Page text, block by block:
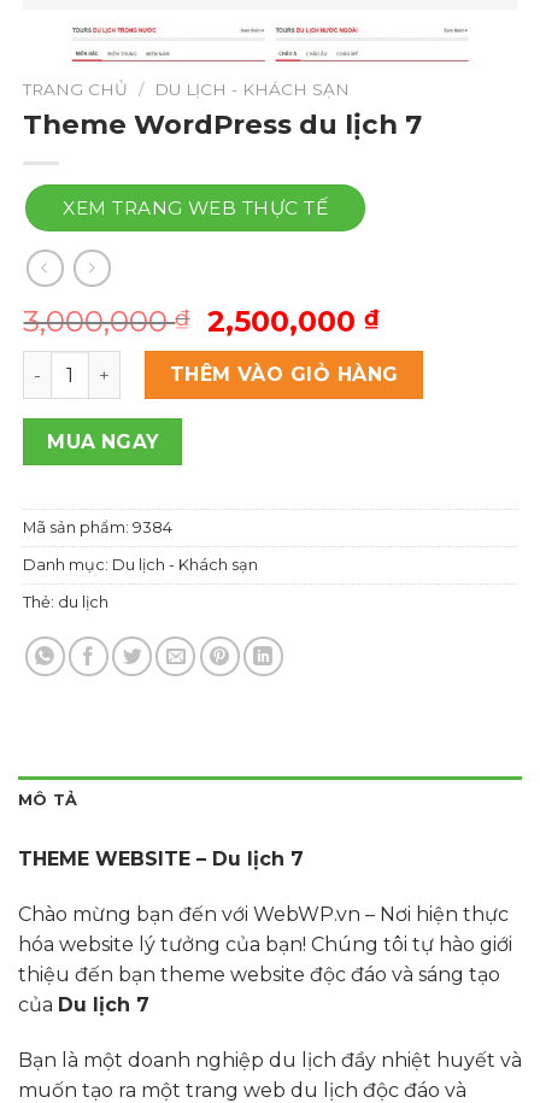
TRANG CHỦ / DU LỊCH - KHÁCH SẠN
Theme WordPress du lịch 7
XEM TRANG WEB THỰC TẾ
3,000,000₫
Giá
gốc
là:
3,000,000 ₫.
2,500,000 ₫Giá
hiện
tại
là:
Theme Wordpress du lịch 7 số lượng
THÊM VÀO GIỎ HÀNG
MUA NGAY
Mã sản phẩm:9384
Danh mục: Du lịch - Khách sạn
Thẻ: du lịch
MÔ TẢ
THEME WEBSITE – Du lịch 7
Chào mừng bạn đến với WebWP.vn – Nơi hiện thực
hóa website lý tưởng của bạn! Chúng tôi tự hào giới
thiệu đến bạn theme website độc đáo và sáng tạo
của Du lịch 7
Bạn là một doanh nghiệp du lịch đầy nhiệt huyết và
muốn tạo ra một trang web du lịch độc đáo và